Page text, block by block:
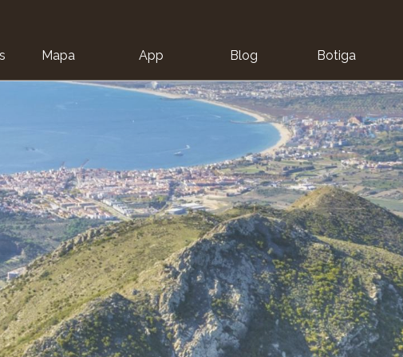
Mapa App Blog Botiga